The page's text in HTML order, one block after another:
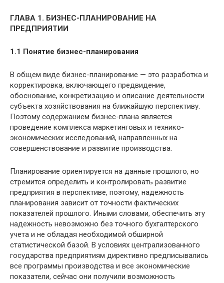
ГЛАВА 1. БИЗНЕС-ПЛАНИРОВАНИЕ НА
ПРЕДПРИЯТИИ
1.1 Понятие бизнес-планирования
В общем виде бизнес-планирование — это разработка и
корректировка, включающего предвидение,
обоснование, конкретизацию и описание деятельности
субъекта хозяйствования на ближайшую перспективу.
Поэтому содержанием бизнес-плана является
проведение комплекса маркетинговых и технико-
экономических исследований, направленных на
совершенствование и развитие производства.
Планирование ориентируется на данные прошлого, но
стремится определить и контролировать развитие
предприятия в перспективе, поэтому, надежность
планирования зависит от точности фактических
показателей прошлого. Иными словами, обеспечить эту
надежность невозможно без точного бухгалтерского
учета и не обладая необходимой обширной
статистической базой. В условиях централизованного
государства предприятиям директивно предписывались
все программы производства и все экономические
показатели, сейчас они получили возможность